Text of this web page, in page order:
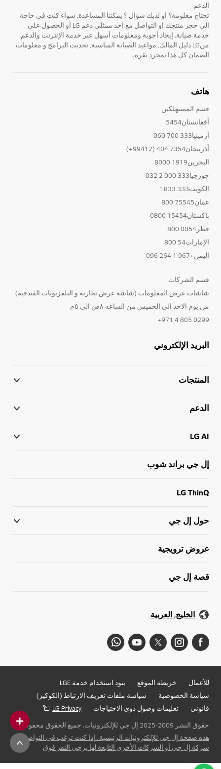
الدعم
تحتاج معلومة؟ او لديك سؤال ؟ يمكننا المساعدة. سواء كنت فى حاجة
الى حجز منتجك او التواصل مع احد ممثلى دعم LG أو الحصول على
خدمة صيانة. إيجاد أجوبة ومعلومات أسهل عبر خدمة الإنترنت والدعم
منLG دليل المالك, مواعيد الصيانة المناسبة, تحديث البرامج و معلومات
الضمان كل هذا بمجرد نقرة.
هاتف
قسم المستهلكين
أفغانستان5454
أرمينيا333 700 060
أذربيجان7354 404 (99412+)
البحرين1919 8000
جورجيا333 000 2 032
الكويت333 1833
عمان75545 800
باكستان15454 0800
قطر0054 800
الإمارات54 800
اليمن+967 1 264 096
قسم الشركات
شاشات عرض المعلومات (شاشة عرض تجاريه و التلفزيونات الفندقية)
من يوم الاحد الى الخميس من الساعه ٨ص الى ٥م
0299 805 4 971+
البريد الإلكتروني
المنتجات
الدعم
LG AI
إل جي براند شوب
LG ThinQ
حول إل جي
عروض ترويجية
قصة إل جي
الخليج, العربية
للأعمال خريطة الموقع
بنود استخدام خدمة LGE
سياسة الخصوصية
سياسة ملفات تعريف الارتباط (الكوكيز)
قانوني
تعليمات وصول ذوي الاحتياجات
LG Privacy
حقوق النشر 2009-2025 إل جي للإلكترونيات. جميع الحقوق محفوظة
هذه صفحة إل جي للإلكترونيات الرئيسية، إذا كنت ترغب في التواصل مع
شركة إل جي أو الشركات الأخرى التابعة لها يرجى النقر فوق